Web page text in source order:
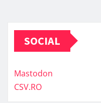
SOCIAL
Mastodon
CSV.RO